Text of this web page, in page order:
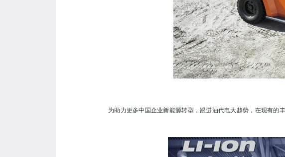
为助力更多中国企业新能源转型，跟进油代电大趋势，在现有的